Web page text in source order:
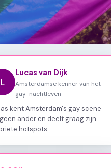
L
Lucas van Dijk
Amsterdamse kenner van het
gay-nachtleven
kent Amsterdam's gay scene
ander en deelt graag zijn
hotspots.